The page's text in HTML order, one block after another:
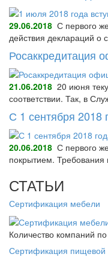
29.06.2018 С первого
действия деклараций о
Росаккредитация
21.06.2018 20 июня
соответствии. Так, в
С 1 сентября 2018
20.06.2018 С первого
покрытием.
СТАТЬИ
Сертификация мебели
Количество компаний
Сертификация пищевой